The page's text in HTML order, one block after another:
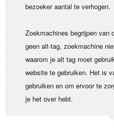
bezoeker aantal te verhogen.
Zoekmachines begrijpen van
geen alt-tag, zoekmachine
waarom je alt tag moet
website te gebruiken. Het is
gebruiken en om ervoor te
je het over hebt.